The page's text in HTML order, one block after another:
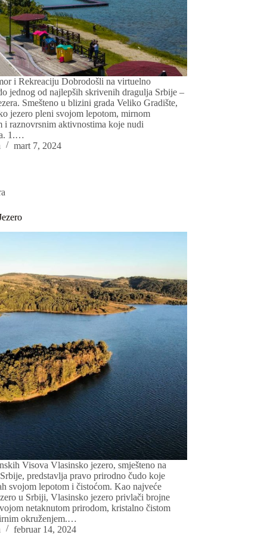
i Rekreaciju Dobrodošli na virtuelno
jednog od najlepših skrivenih dragulja Srbije –
Smešteno u blizini grada Veliko Gradište,
jezero pleni svojom lepotom, mirnom
i raznovrsnim aktivnostima koje nudi
1.…
mart 7, 2024
Visova Vlasinsko jezero, smješteno na
predstavlja pravo prirodno čudo koje
svojom lepotom i čistoćom. Kao najveće
u Srbiji, Vlasinsko jezero privlači brojne
netaknutom prirodom, kristalno čistom
okruženjem.…
februar 14, 2024